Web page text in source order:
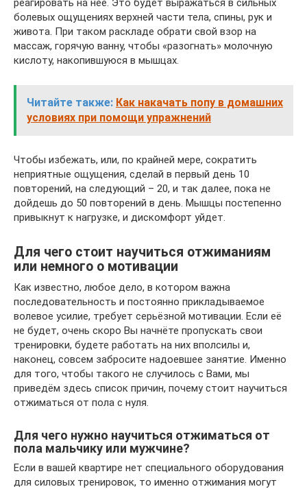
болевых ощущениях верхней части тела, спины, рук и
живота. При таком раскладе обрати свой взор на
массаж, горячую ванну, чтобы «разогнать» молочную
кислоту, накопившуюся в мышцах.
Читайте также: Как накачать попу в домашних
условиях при помощи упражнений
Чтобы избежать, или, по крайней мере, сократить
неприятные ощущения, сделай в первый день 10
повторений, на следующий – 20, и так далее, пока не
дойдешь до 50 повторений в день. Мышцы постепенно
привыкнут к нагрузке, и дискомфорт уйдет.
Для чего стоит научиться отжиманиям
или немного о мотивации
Как известно, любое дело, в котором важна
последовательность и постоянно прикладываемое
волевое усилие, требует серьёзной мотивации. Если её
не будет, очень скоро Вы начнёте пропускать свои
тренировки, будете работать на них вполсилы и,
наконец, совсем забросите надоевшее занятие. Именно
для того, чтобы такого не случилось с Вами, мы
приведём здесь список причин, почему стоит научиться
отжиматься от пола с нуля.
Для чего нужно научиться отжиматься от
пола мальчику или мужчине?
Если в вашей квартире нет специального оборудования
для силовых тренировок, то именно отжимания могут